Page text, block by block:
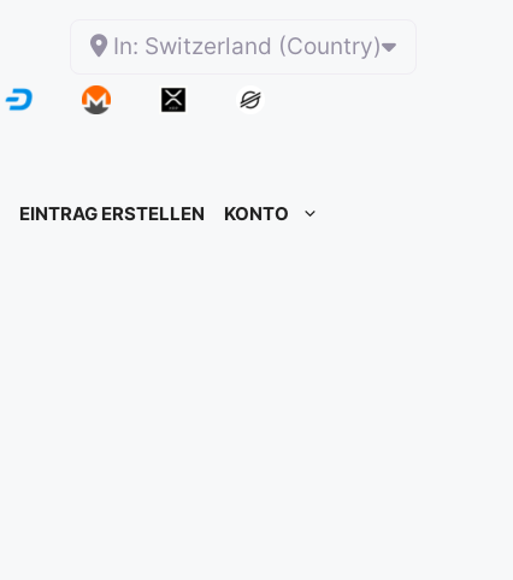
In: Switzerland (Country)
EINTRAG ERSTELLEN KONTO